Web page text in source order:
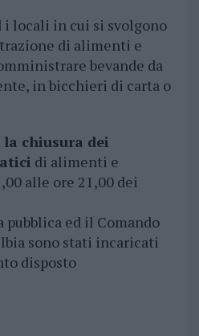
i locali in cui si svolgono
di alimenti e
bevande da
in bicchieri di carta o
chiusura dei
di alimenti e
alle ore 21,00 dei
ed il Comando
sono stati incaricati
disposto